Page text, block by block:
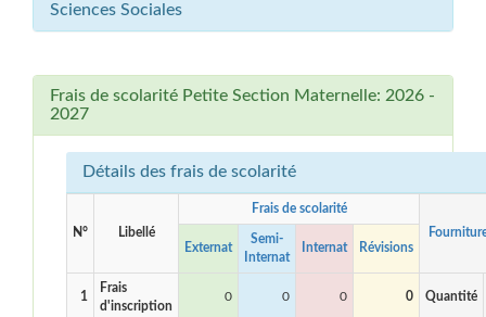
Sciences Sociales
Frais de scolarité Petite Section Maternelle: 2026 -
2027
Détails des frais de scolarité
N° Libellé
Frais de scolarité
Externat
Semi-
Internat
Internat Révisions
1
Frais
d'inscription
0 0 0 0 Quantité